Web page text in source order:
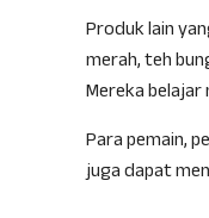
Produk lain
merah, teh
Mereka
Para pemain,
juga dapat